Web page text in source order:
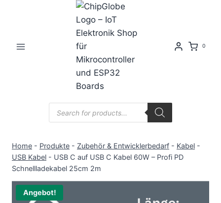
0
Products
search
Home - Produkte - Zubehör & Entwicklerbedarf - Kabel -
USB Kabel - USB C auf USB C Kabel 60W – Profi PD
Schnellladekabel 25cm 2m
Angebot!